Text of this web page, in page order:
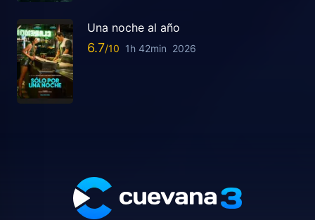
Una noche al año
6.7 1h 42min 2026